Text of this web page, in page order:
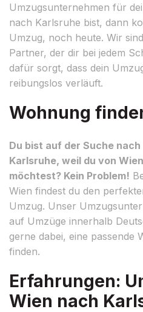
Umzugsunternehmen für
nach Karlsruhe bist, dann
Umzug, noch heute. Wir
Partner, der dir bei jedem
dafür sorgt, dass dein
reibungslos verläuft.
Wohnung
Du bist auf der Suche
Karlsruhe, weil du von
möchtest? Kein Problem!
Wien findest du den
Umzug. Unser
auf Umzüge innerhalb
gerne dabei, eine passende
finden.
Erfahrungen:
Wien nach